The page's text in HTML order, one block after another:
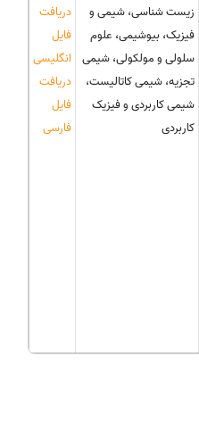
زیست شناسی، شیمی و
فیزیک، بیوشیمی، علوم
سلولی و مولکولی، شیمی
تجزیه، شیمی کاتالیست،
شیمی کاربردی و فیزیک
کاربردی
دریافت
فایل
انگلیسی
دریافت
فایل
فارسی